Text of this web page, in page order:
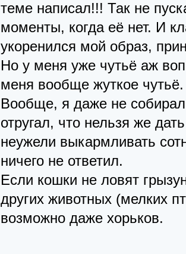
теме написал!!! Так не
моменты, когда её нет. И
укоренился мой образ,
Но у меня уже чутьё аж
меня вообще жуткое
Вообще, я даже не
отругал, что нельзя же
неужели выкармливать
ничего не ответил.
Если кошки не ловят
других животных (мелких
возможно даже хорьков.